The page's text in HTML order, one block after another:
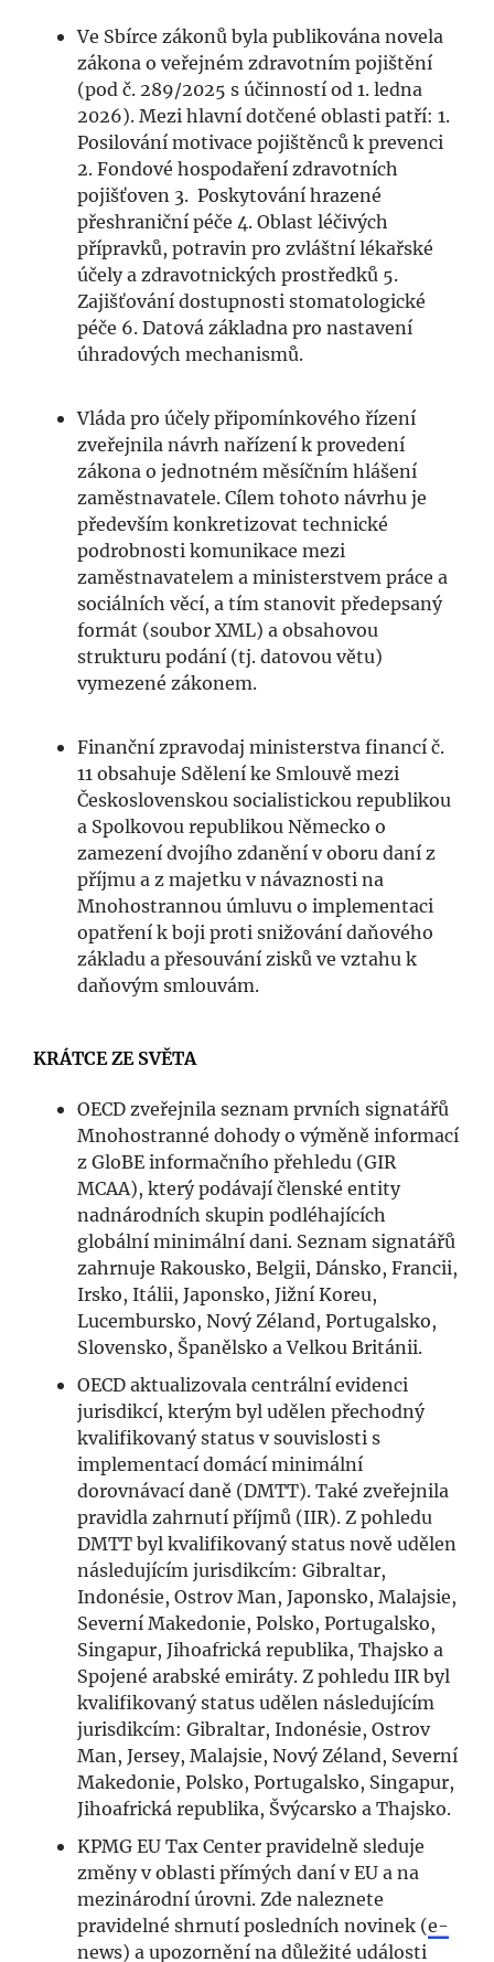
Ve Sbírce zákonů byla publikována novela
zákona o veřejném zdravotním pojištění
(pod č. 289/2025 s účinností od 1. ledna
2026). Mezi hlavní dotčené oblasti patří: 1.
Posilování motivace pojištěnců k prevenci
2. Fondové hospodaření zdravotních
pojišťoven 3. Poskytování hrazené
přeshraniční péče 4. Oblast léčivých
přípravků, potravin pro zvláštní lékařské
účely a zdravotnických prostředků 5.
Zajišťování dostupnosti stomatologické
péče 6. Datová základna pro nastavení
úhradových mechanismů.
Vláda pro účely připomínkového řízení
zveřejnila návrh nařízení k provedení
zákona o jednotném měsíčním hlášení
zaměstnavatele. Cílem tohoto návrhu je
především konkretizovat technické
podrobnosti komunikace mezi
zaměstnavatelem a ministerstvem práce a
sociálních věcí, a tím stanovit předepsaný
formát (soubor XML) a obsahovou
strukturu podání (tj. datovou větu)
vymezené zákonem.
Finanční zpravodaj ministerstva financí č.
11 obsahuje Sdělení ke Smlouvě mezi
Československou socialistickou republikou
a Spolkovou republikou Německo o
zamezení dvojího zdanění v oboru daní z
příjmu a z majetku v návaznosti na
Mnohostrannou úmluvu o implementaci
opatření k boji proti snižování daňového
základu a přesouvání zisků ve vztahu k
daňovým smlouvám.
KRÁTCE ZE SVĚTA
OECD zveřejnila seznam prvních signatářů
Mnohostranné dohody o výměně informací
z GloBE informačního přehledu (GIR
MCAA), který podávají členské entity
nadnárodních skupin podléhajících
globální minimální dani. Seznam signatářů
zahrnuje Rakousko, Belgii, Dánsko, Francii,
Irsko, Itálii, Japonsko, Jižní Koreu,
Lucembursko, Nový Zéland, Portugalsko,
Slovensko, Španělsko a Velkou Británii.
OECD aktualizovala centrální evidenci
jurisdikcí, kterým byl udělen přechodný
kvalifikovaný status v souvislosti s
implementací domácí minimální
dorovnávací daně (DMTT). Také zveřejnila
pravidla zahrnutí příjmů (IIR). Z pohledu
DMTT byl kvalifikovaný status nově udělen
následujícím jurisdikcím: Gibraltar,
Indonésie, Ostrov Man, Japonsko, Malajsie,
Severní Makedonie, Polsko, Portugalsko,
Singapur, Jihoafrická republika, Thajsko a
Spojené arabské emiráty. Z pohledu IIR byl
kvalifikovaný status udělen následujícím
jurisdikcím: Gibraltar, Indonésie, Ostrov
Man, Jersey, Malajsie, Nový Zéland, Severní
Makedonie, Polsko, Portugalsko, Singapur,
Jihoafrická republika, Švýcarsko a Thajsko.
KPMG EU Tax Center pravidelně sleduje
změny v oblasti přímých daní v EU a na
mezinárodní úrovni. Zde naleznete
pravidelné shrnutí posledních novinek (e-
news) a upozornění na důležité události